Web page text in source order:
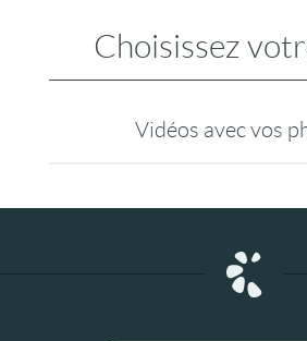
Choisissez
Vidéos avec vos